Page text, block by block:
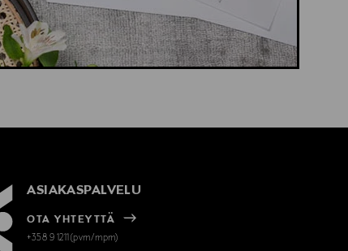
ASIAKASPALVELU
OTA YHTEYTTÄ
+358 9 1211(pvm/mpm)